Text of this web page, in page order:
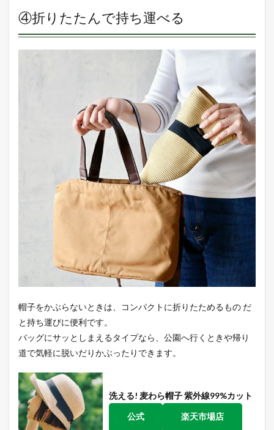
④折りたたんで持ち運べる
帽子をかぶらないときは、コンパクトに折りたためるもの だ
と持ち運びに便利です。
バッグにサッとしまえるタイプなら、公園へ行くときや帰り
道で気軽に脱いだりかぶったりできます。
洗える! 麦わら帽子 紫外線99%カット
公式
楽天市場店